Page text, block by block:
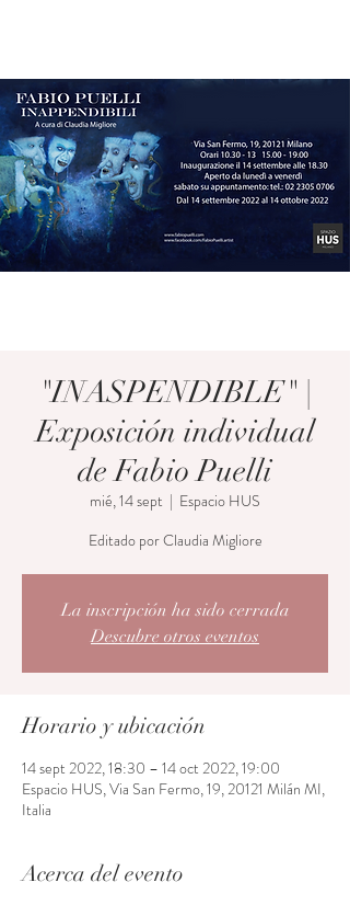
"INASPENDIBLE" |
Exposición individual
de Fabio Puelli
mié, 14 sept
  |
Espacio HUS
Editado por Claudia Migliore
La inscripción ha sido cerrada
Descubre otros eventos
Horario y ubicación
14 sept 2022, 18:30 – 14 oct 2022, 19:00
Espacio HUS, Via San Fermo, 19, 20121 Milán MI,
Italia
Acerca del evento